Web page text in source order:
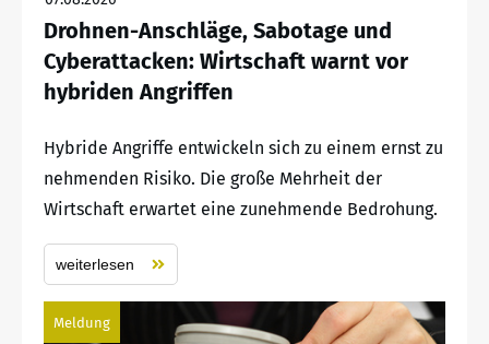
Drohnen-Anschläge, Sabotage und
Cyberattacken: Wirtschaft warnt vor
hybriden Angriffen
Hybride Angriffe entwickeln sich zu einem ernst zu
nehmenden Risiko. Die große Mehrheit der
Wirtschaft erwartet eine zunehmende Bedrohung.
weiterlesen
Meldung